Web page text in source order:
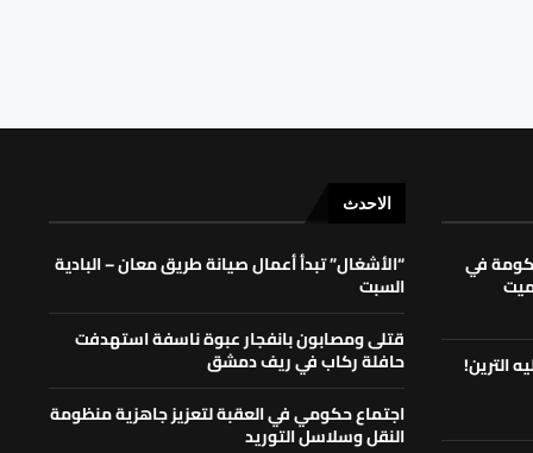
في
الترين!
الاحدث
“الأشغال” تبدأ أعمال صيانة طريق معان – البادية
السبت
قتلى ومصابون بانفجار عبوة ناسفة استهدفت
حافلة ركاب في ريف دمشق
اجتماع حكومي في العقبة لتعزيز جاهزية منظومة
النقل وسلاسل التوريد